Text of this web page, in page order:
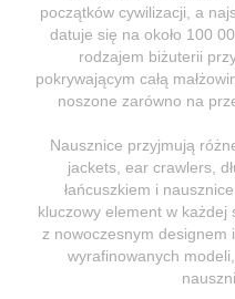
początków cywilizacji, a
datuje się na około 100
rodzajem biżuterii
pokrywającym całą
noszone zarówno na
Nausznice przyjmują
jackets, ear crawlers,
łańcuszkiem i
kluczowy element w każdej
z nowoczesnym designem
wyrafinowanych